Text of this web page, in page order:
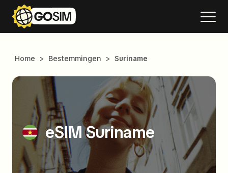
Home > Bestemmingen > Suriname
eSIM Suriname